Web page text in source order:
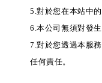
5.對於您在本站中
6.本公司無須對發
7.對於您透過本服
任何責任。